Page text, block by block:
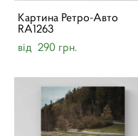
Картина Ретро-Авто
RA1263
від 290 грн.